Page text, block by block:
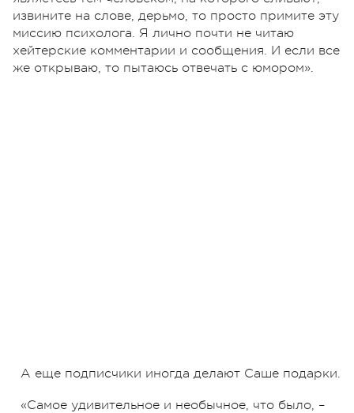
извините на слове, дерьмо, то просто примите эту
миссию психолога. Я лично почти не читаю
хейтерские комментарии и сообщения. И если все
же открываю, то пытаюсь отвечать с юмором».
А еще подписчики иногда делают Саше подарки.
«Самое удивительное и необычное, что было, –